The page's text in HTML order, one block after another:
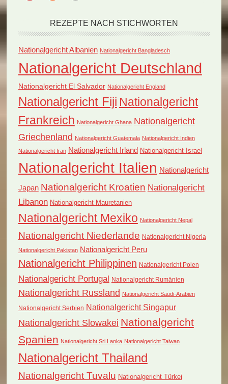
REZEPTE NACH STICHWORTEN
Nationalgericht Albanien Nationalgericht Bangladesch
Nationalgericht Deutschland
Nationalgericht El Salvador Nationalgericht England
Nationalgericht Fiji Nationalgericht
Frankreich Nationalgericht Ghana Nationalgericht
Griechenland Nationalgericht Guatemala Nationalgericht Indien
Nationalgericht Iran Nationalgericht Irland Nationalgericht Israel
Nationalgericht Italien Nationalgericht
Japan Nationalgericht Kroatien Nationalgericht
Libanon Nationalgericht Mauretanien
Nationalgericht Mexiko Nationalgericht Nepal
Nationalgericht Niederlande Nationalgericht Nigeria
Nationalgericht Pakistan Nationalgericht Peru
Nationalgericht Philippinen Nationalgericht Polen
Nationalgericht Portugal Nationalgericht Rumänien
Nationalgericht Russland Nationalgericht Saudi-Arabien
Nationalgericht Serbien Nationalgericht Singapur
Nationalgericht Slowakei Nationalgericht
Spanien Nationalgericht Sri Lanka Nationalgericht Taiwan
Nationalgericht Thailand
Nationalgericht Tuvalu Nationalgericht Türkei